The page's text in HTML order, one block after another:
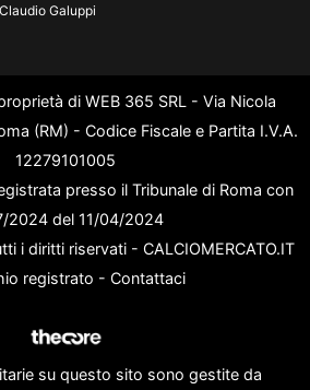
Claudio Galuppi
di WEB 365 SRL - Via Nicola
(RM) - Codice Fiscale e Partita I.V.A.
12279101005
presso il Tribunale di Roma con
2024 del 11/04/2024
i diritti riservati - CALCIOMERCATO.IT
registrato - Contattaci
su questo sito sono gestite da